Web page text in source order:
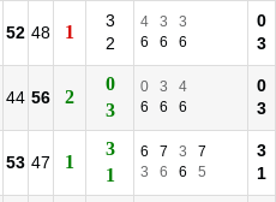
52 48 1
3
2
4 3
3
6
6 6
0
3
44 56 2
0
3
0 3
4
6
6 6
0
3
53 47 1
3
1
6 7 3
7
3
6 6 5
3
1